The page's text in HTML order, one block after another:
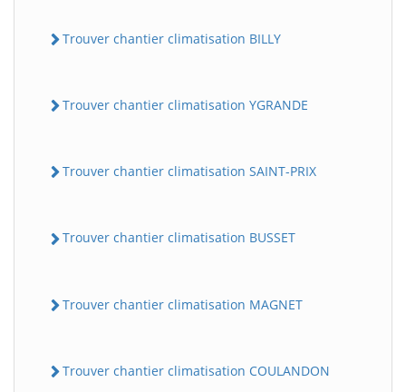
Trouver chantier climatisation BILLY
Trouver chantier climatisation YGRANDE
Trouver chantier climatisation SAINT-PRIX
Trouver chantier climatisation BUSSET
Trouver chantier climatisation MAGNET
Trouver chantier climatisation COULANDON